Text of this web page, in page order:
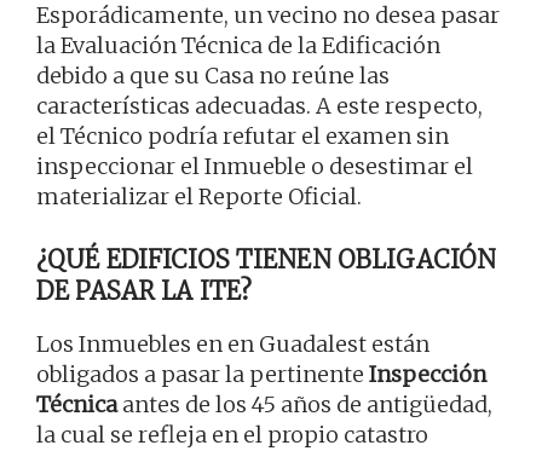
Esporádicamente, un vecino no desea pasar
la Evaluación Técnica de la Edificación
debido a que su Casa no reúne las
características adecuadas. A este respecto,
el Técnico podría refutar el examen sin
inspeccionar el Inmueble o desestimar el
materializar el Reporte Oficial.
¿QUÉ EDIFICIOS TIENEN OBLIGACIÓN
DE PASAR LA ITE?
Los Inmuebles en en Guadalest están
obligados a pasar la pertinente Inspección
Técnicaantes de los 45 años de antigüedad,
la cual se refleja en el propio catastro